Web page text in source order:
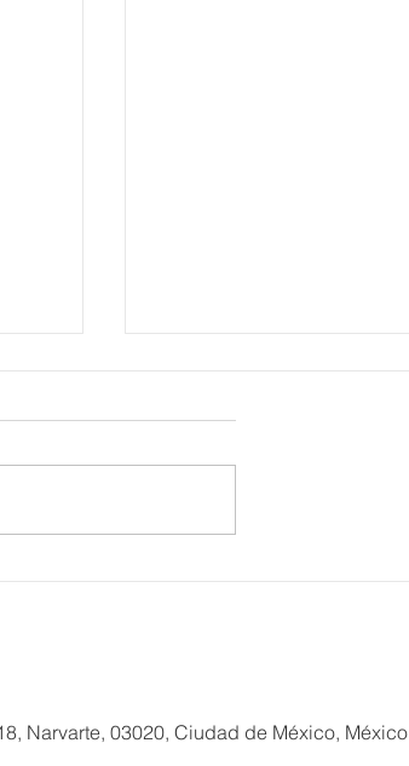
Narvarte, 03020, Ciudad de México, México